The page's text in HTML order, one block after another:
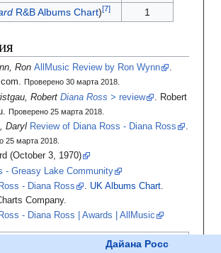
R&B Albums Chart) 1
Ron AllMusic Review by Ron Wynn
.
Проверено 30 марта 2018.
Robert Diana Ross > review
Robert
Проверено 25 марта 2018.
Daryl Review of Diana Ross - Diana Ross .
25 марта 2018.
(October 3, 1970)
- Greasy Lake Community
- Diana Ross
UK Albums Chart
Company.
- Diana Ross | Awards | AllMusic
Дайана Росс